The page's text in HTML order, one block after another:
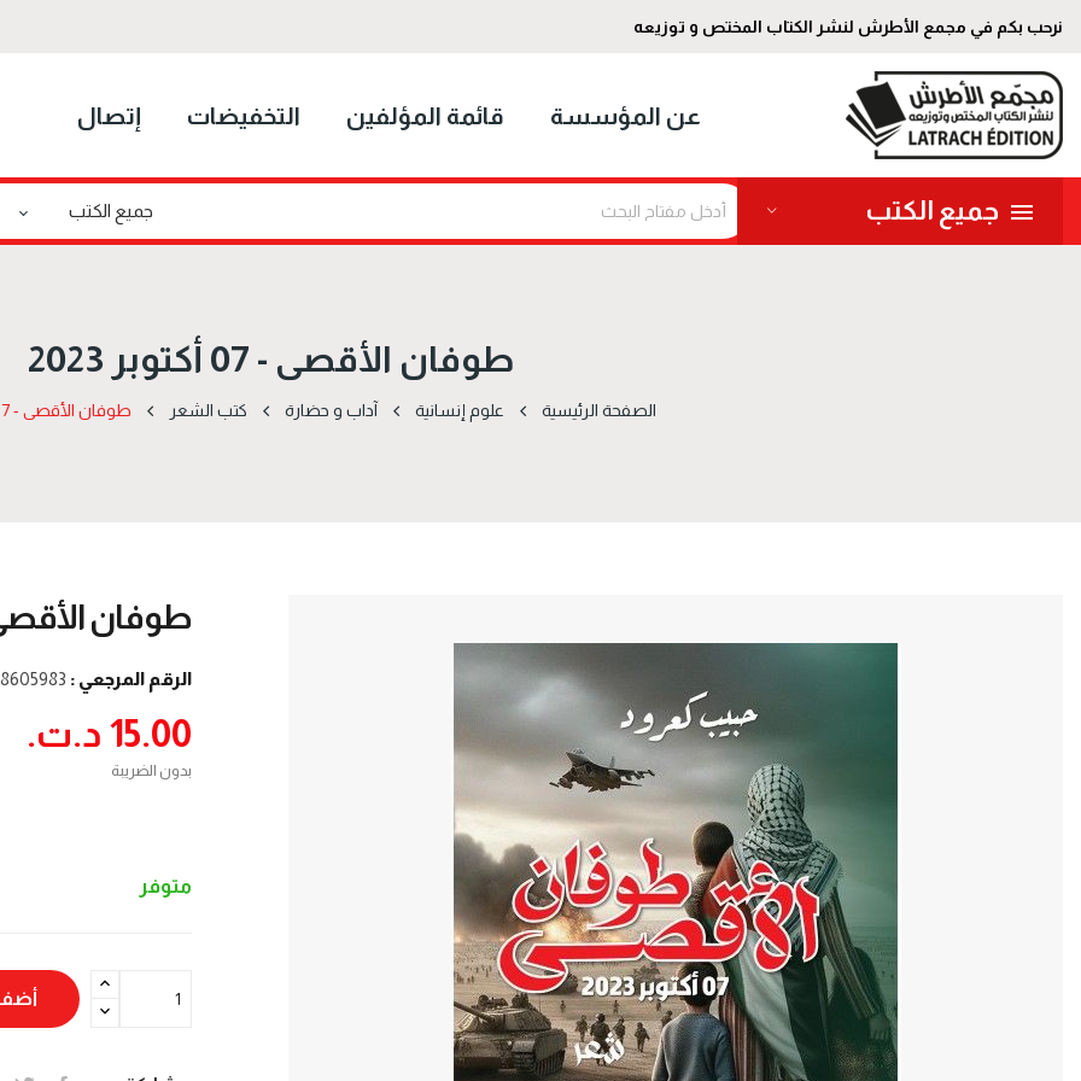
نرحب بكم في مجمع الأطرش لنشر الكتاب المختص و توزيعه
عن المؤسسة قائمة المؤلفين التخفيضات إتصال
جميع الكتب
طوفان الأقصى - 07 أكتوبر 2023
الصفحة الرئيسية علوم إنسانية آداب و حضارة كتب الشعر طوفان الأقصى - 07 أكتوبر 2023
طوفان الأقصى - 07
الرقم المرجعي :
15.00 د.ت.‏
بدون الضريبة
متوفر